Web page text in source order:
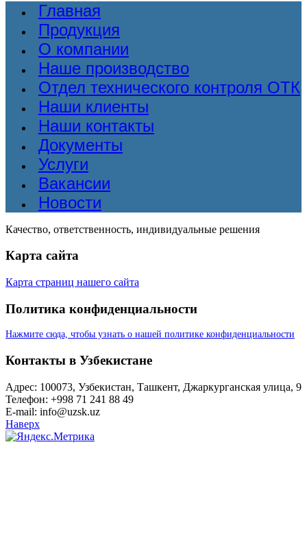
Главная
Продукция
О компании
Наше производство
Отдел технического контроля ОТК
Наши клиенты
Наши контакты
Документы
Услуги
Вакансии
Новости
Качество, ответственность, индивидуальные решения
Карта сайта
Карта страниц нашего сайта
Политика конфиденциальности
Нажмите сюда, чтобы узнать о нашей политике конфиденциальности
Контакты в Узбекистане
Адрес: 100073, Узбекистан, Ташкент, Джаркурганская улица, 9
Телефон: +998 71 241 88 49
E-mail: info@uzsk.uz
Наверх